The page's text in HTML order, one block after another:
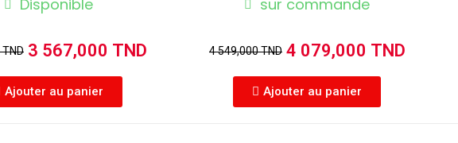
Disponible
3 567,000 TND
Ajouter au panier
sur commande
4 549,000 TND 4 079,000 TND
Ajouter au panier